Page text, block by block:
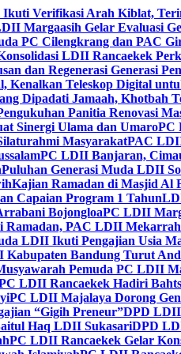
Ikuti Verifikasi Arah Kiblat,
Margaasih Gelar Evaluasi
PC Cilengkrang dan PAC
LDII Rancaekek
dan Regenerasi Generasi
Teleskop Digital
Dipadati Jamaah, Khotbah
Panitia Renovasi
Sinergi Ulama dan UmaroPC
MasyarakatPAC
PC LDII Banjaran,
Puluhan Generasi Muda LDII
Kajian Ramadan di Masjid Al
Capaian Program 1 Tahun
BojongloaPC LDII
Ramadan, PAC LDII
LDII Ikuti Pengajian Usia
Kabupaten Bandung Turut
Pemuda PC LDII
LDII Rancaekek Hadiri
PC LDII Majalaya Dorong
“Gigih Preneur”DPD LDII
Haq LDII SukasariDPD
PC LDII Rancaekek Gelar